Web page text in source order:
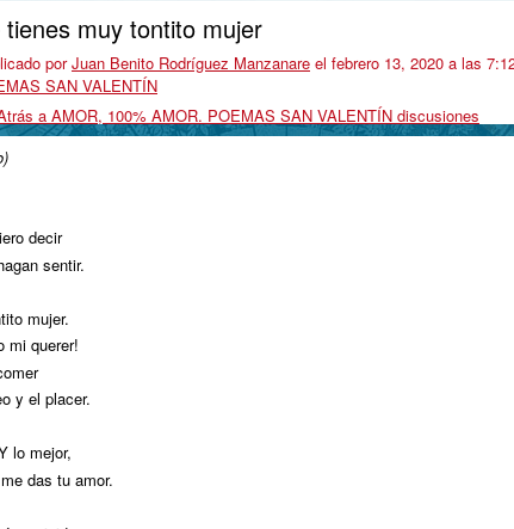
tienes muy tontito mujer
porJuan Benito Rodríguez Manzanare el febrero 13, 2020 a las
SAN VALENTÍN
a AMOR, 100% AMOR. POEMAS SAN VALENTÍN discusiones
decir
sentir.
mujer.
mi querer!
y el placer.
lo mejor,
das tu amor.